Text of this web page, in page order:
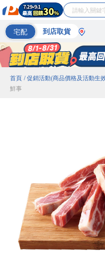
宅配 到店取貨
首頁 / 促銷活動(商品價格及活動生
鮮事